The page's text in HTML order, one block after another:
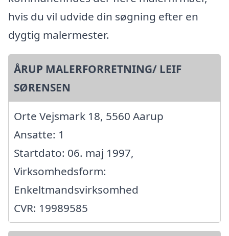
hvis du vil udvide din søgning efter en
dygtig malermester.
ÅRUP MALERFORRETNING/ LEIF
SØRENSEN
Orte Vejsmark 18, 5560 Aarup
Ansatte: 1
Startdato: 06. maj 1997,
Virksomhedsform:
Enkeltmandsvirksomhed
CVR: 19989585